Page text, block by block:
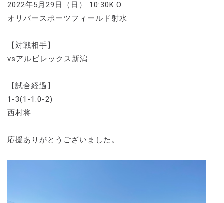
2022年5月29日（日） 10:30K.O
オリバースポーツフィールド射水
【対戦相手】
vsアルビレックス新潟
【試合経過】
1-3(1-1.0-2)
西村将
応援ありがとうございました。